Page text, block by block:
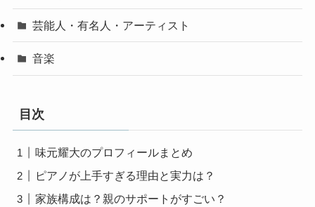
芸能人・有名人・アーティスト
音楽
目次
味元耀大のプロフィールまとめ
ピアノが上手すぎる理由と実力は？
家族構成は？親のサポートがすごい？